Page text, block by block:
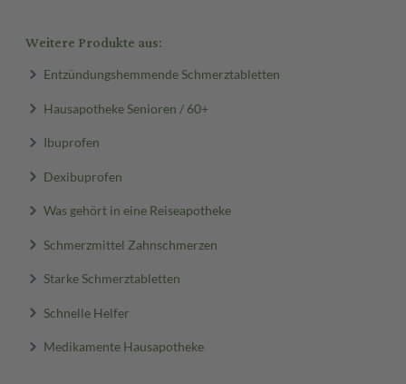
Weitere Produkte aus:
Entzündungshemmende Schmerztabletten
Hausapotheke Senioren / 60+
Ibuprofen
Dexibuprofen
Was gehört in eine Reiseapotheke
Schmerzmittel Zahnschmerzen
Starke Schmerztabletten
Schnelle Helfer
Medikamente Hausapotheke